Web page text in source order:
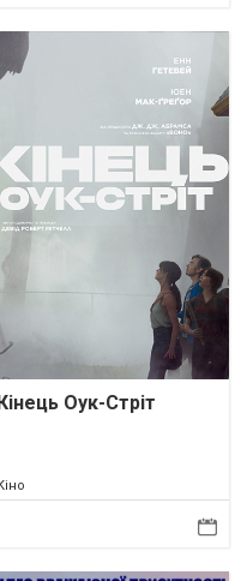
Кінець Оук-Стріт
Кіно